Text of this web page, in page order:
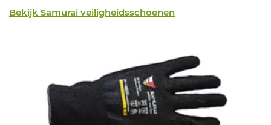
Bekijk Samurai veiligheidsschoenen